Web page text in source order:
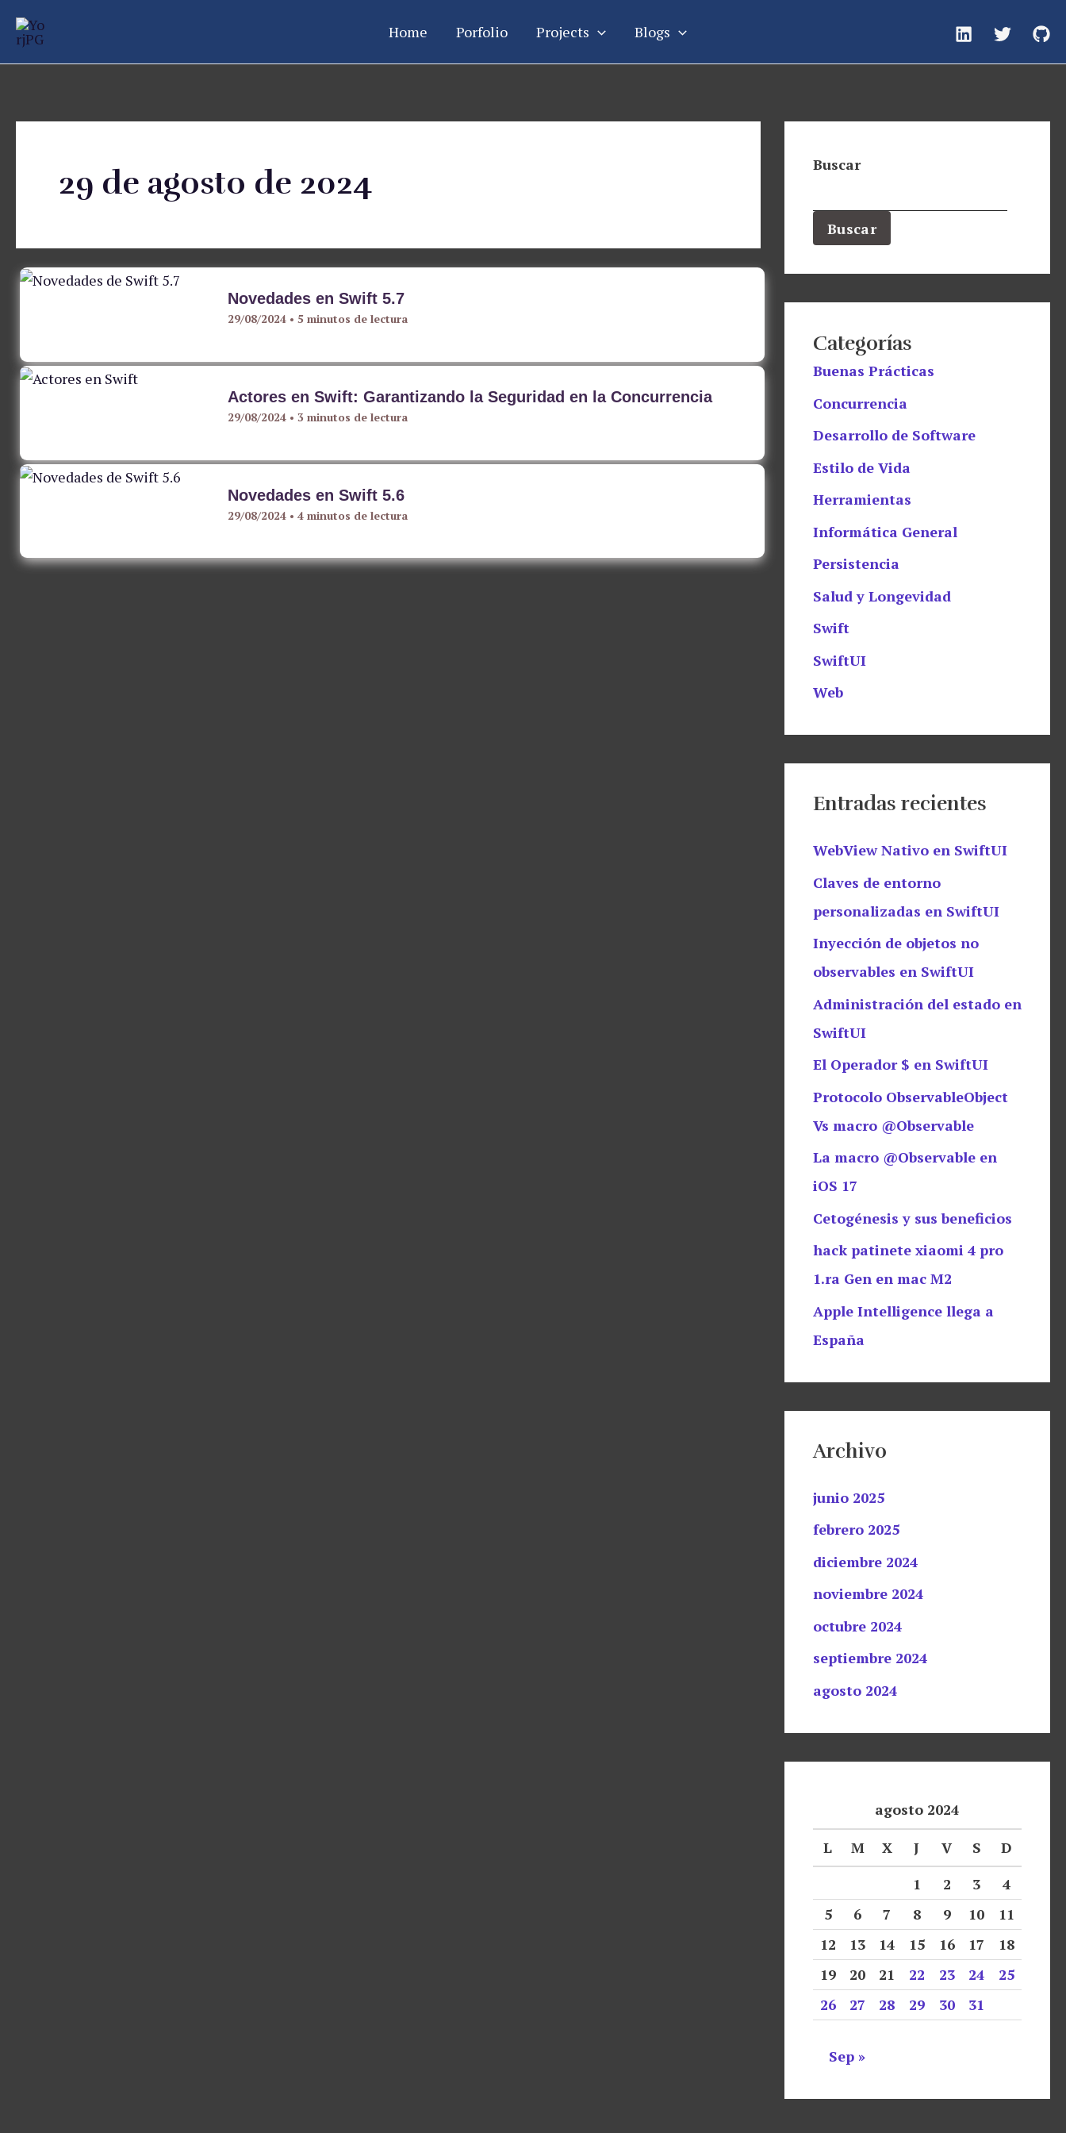
Home Porfolio Projects Blogs
29 de agosto de 2024
Novedades en Swift 5.7
29/08/2024 • 5 minutos de lectura
Actores en Swift: Garantizando la Seguridad en la Concurrencia
29/08/2024 • 3 minutos de lectura
Novedades en Swift 5.6
29/08/2024 • 4 minutos de lectura
Buscar
Buscar
Categorías
Buenas Prácticas
Concurrencia
Desarrollo de Software
Estilo de Vida
Herramientas
Informática General
Persistencia
Salud y Longevidad
Swift
SwiftUI
Web
Entradas recientes
WebView Nativo en SwiftUI
Claves de entorno
personalizadas en SwiftUI
Inyección de objetos no
observables en SwiftUI
Administración del estado en
SwiftUI
El Operador $ en SwiftUI
Protocolo ObservableObject
Vs macro @Observable
La macro @Observable en
iOS 17
Cetogénesis y sus beneficios
hack patinete xiaomi 4 pro
1.ra Gen en mac M2
Apple Intelligence llega a
España
Archivo
junio 2025
febrero 2025
diciembre 2024
noviembre 2024
octubre 2024
septiembre 2024
agosto 2024
agosto 2024
L
M X J V S
D
1
2 3
4
5
6 7 8 9 10
11
12
13 14 15 16 17
18
19
20 21 22 23 24
25
26
27 28 29 30 31
Sep »